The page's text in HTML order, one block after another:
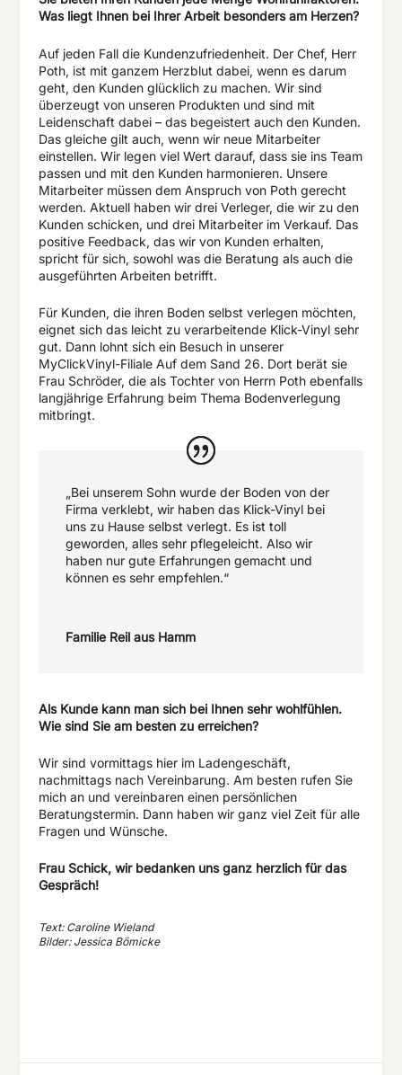
Was liegt Ihnen bei Ihrer Arbeit besonders am Herzen?
Auf jeden Fall die Kundenzufriedenheit. Der Chef, Herr
Poth, ist mit ganzem Herzblut dabei, wenn es darum
geht, den Kunden glücklich zu machen. Wir sind
überzeugt von unseren Produkten und sind mit
Leidenschaft dabei – das begeistert auch den Kunden.
Das gleiche gilt auch, wenn wir neue Mitarbeiter
einstellen. Wir legen viel Wert darauf, dass sie ins Team
passen und mit den Kunden harmonieren. Unsere
Mitarbeiter müssen dem Anspruch von Poth gerecht
werden. Aktuell haben wir drei Verleger, die wir zu den
Kunden schicken, und drei Mitarbeiter im Verkauf. Das
positive Feedback, das wir von Kunden erhalten,
spricht für sich, sowohl was die Beratung als auch die
ausgeführten Arbeiten betrifft.
Für Kunden, die ihren Boden selbst verlegen möchten,
eignet sich das leicht zu verarbeitende Klick-Vinyl sehr
gut. Dann lohnt sich ein Besuch in unserer
MyClickVinyl-Filiale Auf dem Sand 26. Dort berät sie
Frau Schröder, die als Tochter von Herrn Poth ebenfalls
langjährige Erfahrung beim Thema Bodenverlegung
mitbringt.
„Bei unserem Sohn wurde der Boden von der
Firma verklebt, wir haben das Klick-Vinyl bei
uns zu Hause selbst verlegt. Es ist toll
geworden, alles sehr pflegeleicht. Also wir
haben nur gute Erfahrungen gemacht und
können es sehr empfehlen.“
Familie Reil aus Hamm
Als Kunde kann man sich bei Ihnen sehr wohlfühlen.
Wie sind Sie am besten zu erreichen?
Wir sind vormittags hier im Ladengeschäft,
nachmittags nach Vereinbarung. Am besten rufen Sie
mich an und vereinbaren einen persönlichen
Beratungstermin. Dann haben wir ganz viel Zeit für alle
Fragen und Wünsche.
Frau Schick, wir bedanken uns ganz herzlich für das
Gespräch!
Text: Caroline Wieland
Bilder: Jessica Bömicke